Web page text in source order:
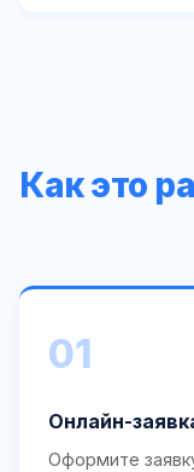
Как это
01
Онлайн-
Оформите